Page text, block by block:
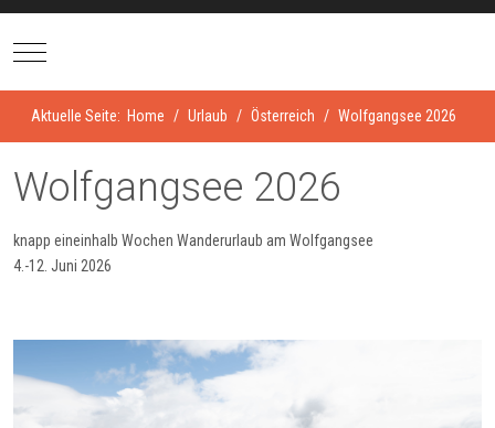
Mobile Menu Toggle
Aktuelle Seite: Home Urlaub Österreich Wolfgangsee 2026
Wolfgangsee 2026
knapp eineinhalb Wochen Wanderurlaub am Wolfgangsee
4.-12. Juni 2026